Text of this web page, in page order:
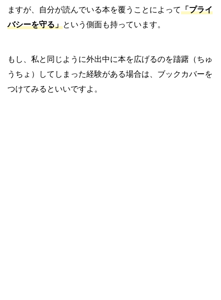
ますが、自分が読んでいる本を覆うことによって「プライ
バシーを守る」という側面も持っています。
もし、私と同じように外出中に本を広げるのを躊躇（ちゅ
うちょ）してしまった経験がある場合は、ブックカバーを
つけてみるといいですよ。